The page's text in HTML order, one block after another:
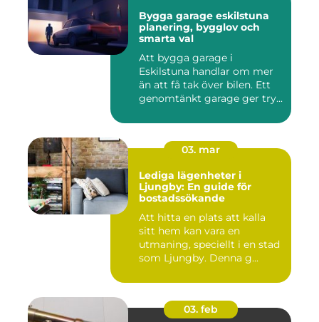
Bygga garage eskilstuna
planering, bygglov och
smarta val
Att bygga garage i
Eskilstuna handlar om mer
än att få tak över bilen. Ett
genomtänkt garage ger try...
03. mar
Lediga lägenheter i
Ljungby: En guide för
bostadssökande
Att hitta en plats att kalla
sitt hem kan vara en
utmaning, speciellt i en stad
som Ljungby. Denna g...
03. feb